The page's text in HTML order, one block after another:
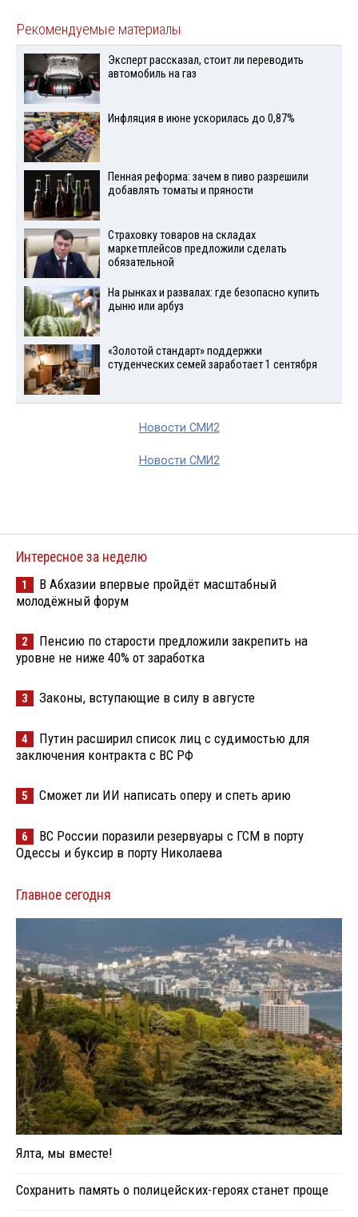
Рекомендуемые материалы
Эксперт рассказал, стоит ли переводить
автомобиль на газ
Инфляция в июне ускорилась до 0,87%
Пенная реформа: зачем в пиво разрешили
добавлять томаты и пряности
Страховку товаров на складах
маркетплейсов предложили сделать
обязательной
На рынках и развалах: где безопасно купить
дыню или арбуз
«Золотой стандарт» поддержки
студенческих семей заработает 1 сентября
Новости СМИ2
Новости СМИ2
Интересное за неделю
1
В Абхазии впервые пройдёт масштабный
молодёжный форум
2
Пенсию по старости предложили закрепить на
уровне не ниже 40% от заработка
3 Законы, вступающие в силу в августе
4
Путин расширил список лиц с судимостью для
заключения контракта с ВС РФ
5 Сможет ли ИИ написать оперу и спеть арию
6
ВС России поразили резервуары с ГСМ в порту
Одессы и буксир в порту Николаева
Главное сегодня
Ялта, мы вместе!
Сохранить память о полицейских-героях станет проще